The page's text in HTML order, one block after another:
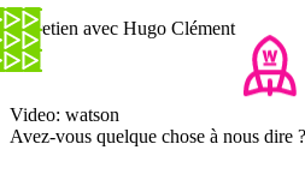
Entretien avec Hugo Clément
Video: watson
Avez-vous quelque chose à nous dire ?